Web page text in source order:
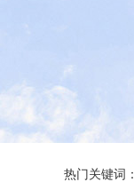
热门关键词：